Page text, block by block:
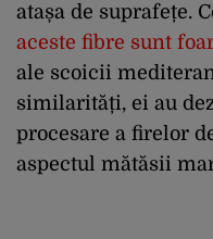
atașa de suprafețe.
aceste fibre sunt
ale scoicii
similarități, ei au
procesare a firelor
aspectul mătăsii